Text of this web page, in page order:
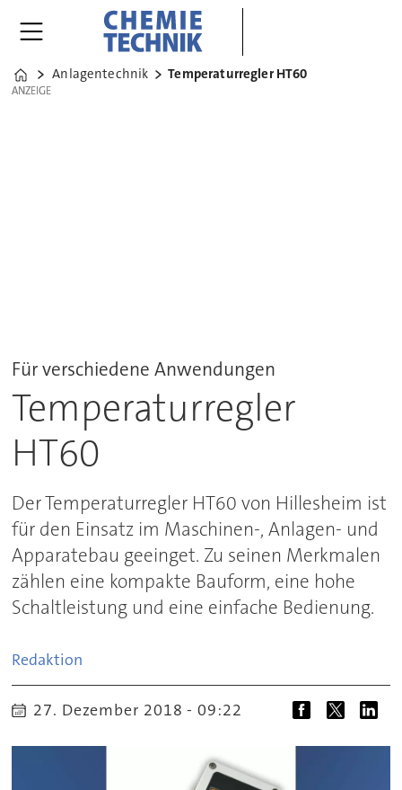
Home
Anlagentechnik Temperaturregler HT60
ANZEIGE
ANZEIGE
Für verschiedene Anwendungen
Temperaturregler
HT60
Der Temperaturregler HT60 von Hillesheim ist
für den Einsatz im Maschinen-, Anlagen- und
Apparatebau geeinget. Zu seinen Merkmalen
zählen eine kompakte Bauform, eine hohe
Schaltleistung und eine einfache Bedienung.
Redaktion
27. Dezember 2018 - 09:22